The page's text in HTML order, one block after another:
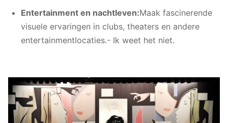
Voor: IP54 Achter:
IP31
Typ van installatie
voet
Entertainment en nachtleven:Maak fascinerende
visuele ervaringen in clubs, theaters en andere
entertainmentlocaties.- Ik weet het niet.